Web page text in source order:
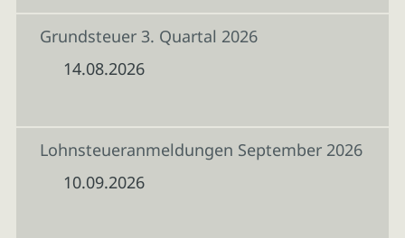
Grundsteuer 3. Quartal 2026
14.08.2026
Lohnsteueranmeldungen September 2026
10.09.2026